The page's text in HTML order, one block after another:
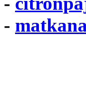
-